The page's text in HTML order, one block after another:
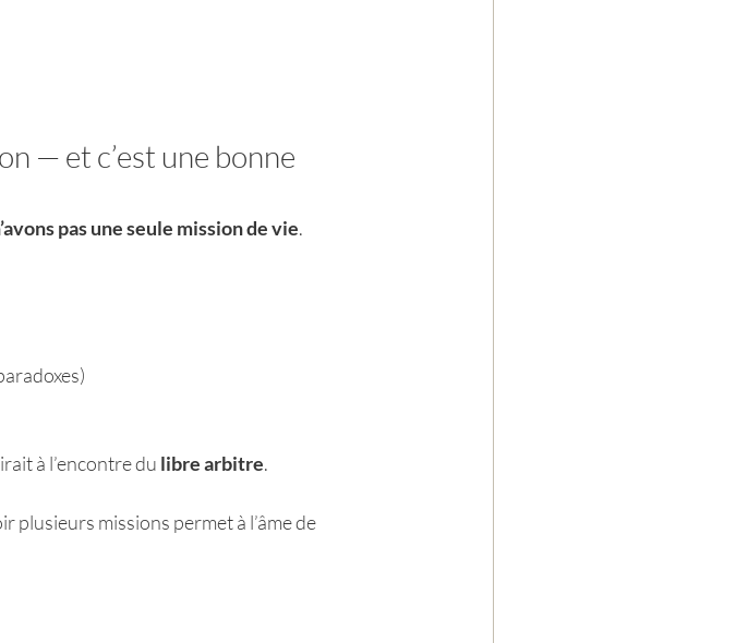
— et c’est une bonne
pas une seule mission de vie.
à l’encontre du libre arbitre.
plusieurs missions permet à l’âme de